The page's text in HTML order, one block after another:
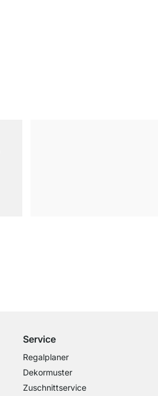
Service
Regalplaner
Dekormuster
Zuschnittservice